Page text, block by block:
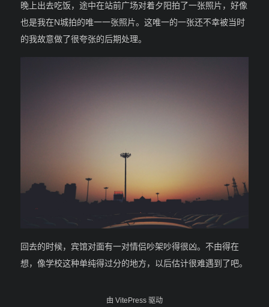
晚上出去吃饭，途中在站前广场对着夕阳拍了一张照片，好像
也是我在N城拍的唯一一张照片。这唯一的一张还不幸被当时
的我故意做了很夸张的后期处理。
回去的时候，宾馆对面有一对情侣吵架吵得很凶。不由得在
想，像学校这种单纯得过分的地方，以后估计很难遇到了吧。
由 VitePress 驱动